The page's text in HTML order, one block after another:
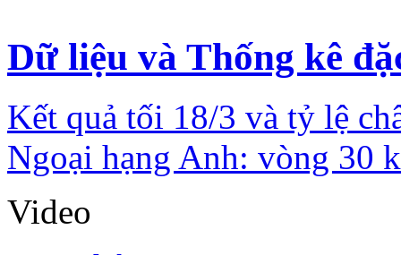
Dữ liệu và Thống kê
Kết quả tối 18/3 và tỷ lệ
Ngoại hạng Anh: vòng 30
Video